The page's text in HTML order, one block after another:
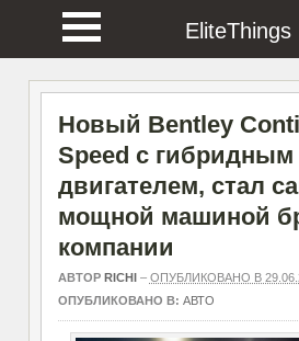
EliteThings
Новый Bentley
Speed с гибридным
двигателем, стал
мощной машиной
компании
АВТОР RICHI– ОПУБЛИКОВАНО В
ОПУБЛИКОВАНО В: АВТО